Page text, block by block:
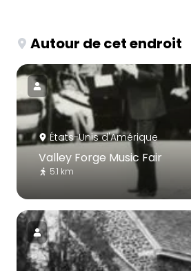
Autour de cet endroit
États-Unis d'Amérique
Valley Forge Music Fair
5.1 km